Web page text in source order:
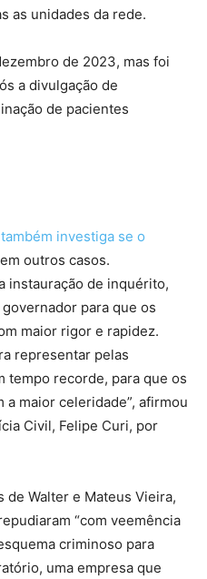
as unidades da rede.
de 2023, mas foi
a divulgação de
de pacientes
investiga se o
outros casos.
instauração de inquérito,
para que os
maior rigor e rapidez.
representar pelas
tempo recorde, para que os
maior celeridade”, afirmou
Civil, Felipe Curi, por
de Walter e Mateus Vieira,
“com veemência
criminoso para
uma empresa que